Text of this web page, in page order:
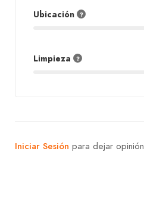
Ubicación
Limpieza
Iniciar Sesión para dejar opinión